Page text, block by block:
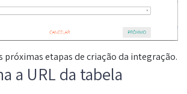
próximas etapas de criação da integração.
a URL da tabela